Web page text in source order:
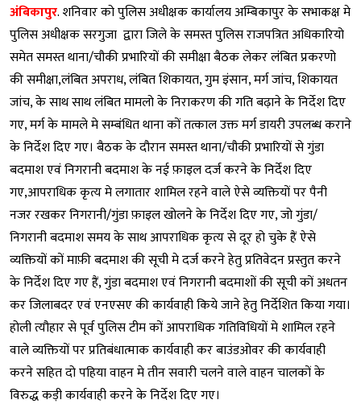
अंबिकापुर. शनिवार को पुलिस अधीक्षक कार्यालय अम्बिकापुर के सभाकक्ष मे
पुलिस अधीक्षक सरगुजा द्वारा जिले के समस्त पुलिस राजपत्रित अधिकारियो
समेत समस्त थाना/चौकी प्रभारियों की समीक्षा बैठक लेकर लंबित प्रकरणो
की समीक्षा,लंबित अपराध, लंबित शिकायत, गुम इंसान, मर्ग जांच, शिकायत
जांच, के साथ साथ लंबित मामलो के निराकरण की गति बढ़ाने के निर्देश दिए
गए, मर्ग के मामले मे सम्बंधित थाना कों तत्काल उक्त मर्ग डायरी उपलब्ध कराने
के निर्देश दिए गए। बैठक के दौरान समस्त थाना/चौकी प्रभारियों से गुंडा
बदमाश एवं निगरानी बदमाश के नई फ़ाइल दर्ज करने के निर्देश दिए
गए,आपराधिक कृत्य मे लगातार शामिल रहने वाले ऐसे व्यक्तियों पर पैनी
नजर रखकर निगरानी/गुंडा फ़ाइल खोलने के निर्देश दिए गए, जो गुंडा/
निगरानी बदमाश समय के साथ आपराधिक कृत्य से दूर हो चुके हैं ऐसे
व्यक्तियों कों माफ़ी बदमाश की सूची मे दर्ज करने हेतु प्रतिवेदन प्रस्तुत करने
के निर्देश दिए गए हैं, गुंडा बदमाश एवं निगरानी बदमाशों की सूची कों अधतन
कर जिलाबदर एवं एनएसए की कार्यवाही किये जाने हेतु निर्देशित किया गया।
होली त्यौहार से पूर्व पुलिस टीम कों आपराधिक गतिविधियों मे शामिल रहने
वाले व्यक्तियों पर प्रतिबंधात्माक कार्यवाही कर बाउंडओवर की कार्यवाही
करने सहित दो पहिया वाहन मे तीन सवारी चलने वाले वाहन चालकों के
विरुद्ध कड़ी कार्यवाही करने के निर्देश दिए गए।